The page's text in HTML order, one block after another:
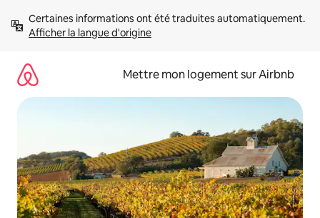
directement
Afficher la langue d'origine
Mettre mon logement sur Airbnb